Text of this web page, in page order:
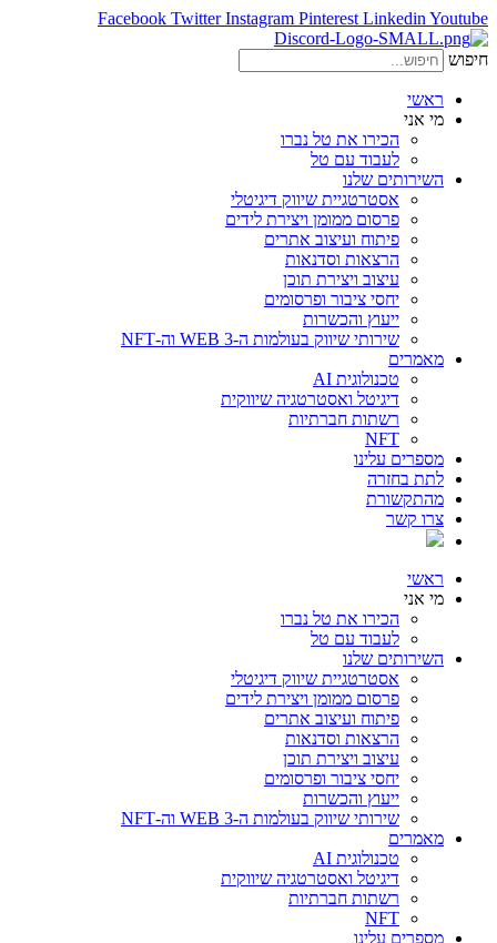
Facebook Twitter Instagram Pinterest Linkedin Youtube
חיפוש
ראשי
מי אני
הכירו את טל נברו
לעבוד עם טל
השירותים שלנו
אסטרטגיית שיווק דיגיטלי
פרסום ממומן ויצירת לידים
פיתוח ועיצוב אתרים
הרצאות וסדנאות
עיצוב ויצירת תוכן
יחסי ציבור ופרסומים
ייעוץ והכשרות
שירותי שיווק בעולמות ה-WEB 3 וה-NFT
מאמרים
טכנולוגית AI
דיגיטל ואסטרטגיה שיווקית
רשתות חברתיות
NFT
מספרים עלינו
לתת בחזרה
מהתקשורת
צרו קשר
ראשי
מי אני
הכירו את טל נברו
לעבוד עם טל
השירותים שלנו
אסטרטגיית שיווק דיגיטלי
פרסום ממומן ויצירת לידים
פיתוח ועיצוב אתרים
הרצאות וסדנאות
עיצוב ויצירת תוכן
יחסי ציבור ופרסומים
ייעוץ והכשרות
שירותי שיווק בעולמות ה-WEB 3 וה-NFT
מאמרים
טכנולוגית AI
דיגיטל ואסטרטגיה שיווקית
רשתות חברתיות
NFT
מספרים עלינו